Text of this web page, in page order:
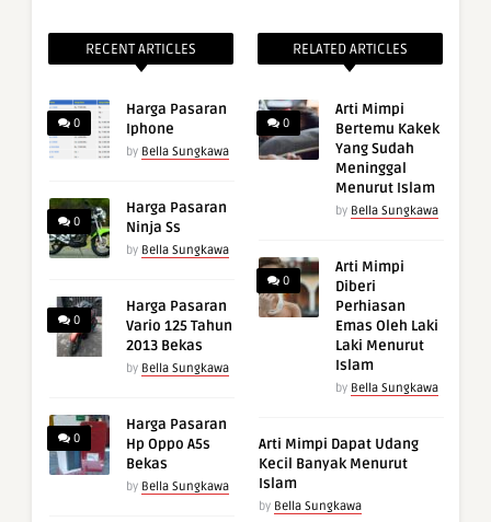
RECENT ARTICLES
0
Harga Pasaran
Iphone
by Bella Sungkawa
0
Harga Pasaran
Ninja Ss
by Bella Sungkawa
0
Harga Pasaran
Vario 125 Tahun
2013 Bekas
by Bella Sungkawa
0
Harga Pasaran
Hp Oppo A5s
Bekas
by Bella Sungkawa
RELATED ARTICLES
0
Arti Mimpi
Bertemu Kakek
Yang Sudah
Meninggal
Menurut Islam
by Bella Sungkawa
0
Arti Mimpi
Diberi
Perhiasan
Emas Oleh Laki
Laki Menurut
Islam
by Bella Sungkawa
Arti Mimpi Dapat Udang
Kecil Banyak Menurut
Islam
by Bella Sungkawa